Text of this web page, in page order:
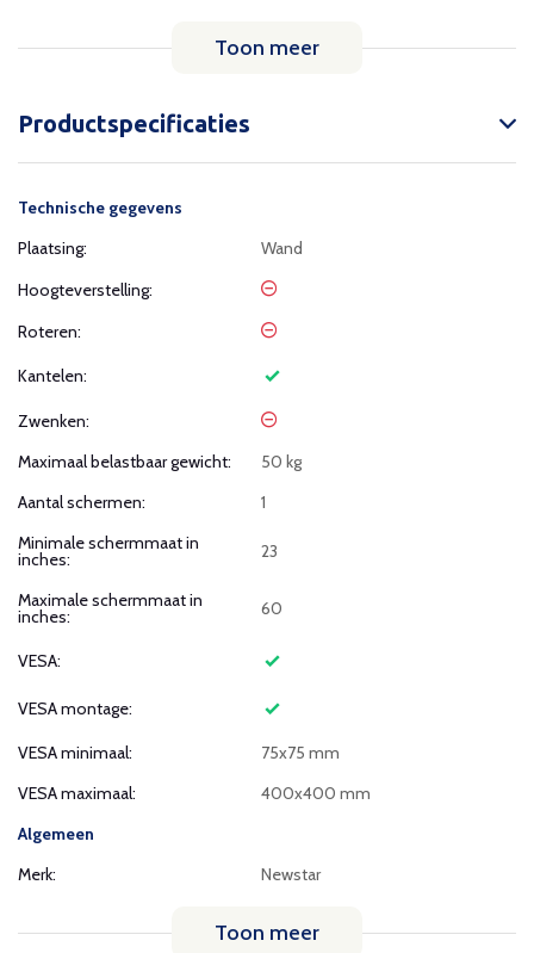
Toon meer
Productspecificaties
Technische gegevens
Plaatsing:
Wand
Hoogteverstelling:
Roteren:
Kantelen:
Zwenken:
Maximaal belastbaar gewicht:
50 kg
Aantal schermen:
1
Minimale schermmaat in
inches: 23
Maximale schermmaat in
inches: 60
VESA:
VESA montage:
VESA minimaal:
75x75 mm
VESA maximaal:
400x400 mm
Algemeen
Merk:
Newstar
Toon meer